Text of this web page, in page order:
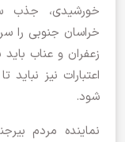
خورشیدی، جذب
خراسان جنوبی را
زعفران و عناب
اعتبارات نیز
شود.
نماینده مردم